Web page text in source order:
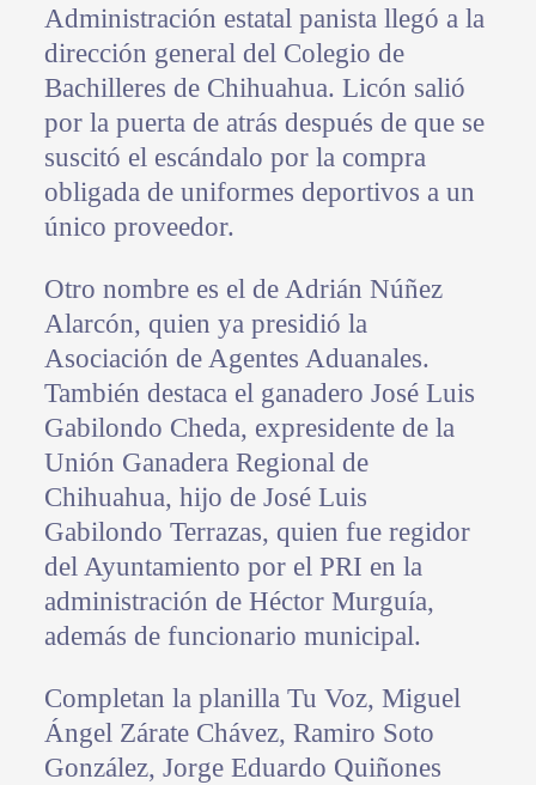
Administración estatal panista llegó a la
dirección general del Colegio de
Bachilleres de Chihuahua. Licón salió
por la puerta de atrás después de que se
suscitó el escándalo por la compra
obligada de uniformes deportivos a un
único proveedor.
Otro nombre es el de Adrián Núñez
Alarcón, quien ya presidió la
Asociación de Agentes Aduanales.
También destaca el ganadero José Luis
Gabilondo Cheda, expresidente de la
Unión Ganadera Regional de
Chihuahua, hijo de José Luis
Gabilondo Terrazas, quien fue regidor
del Ayuntamiento por el PRI en la
administración de Héctor Murguía,
además de funcionario municipal.
Completan la planilla Tu Voz, Miguel
Ángel Zárate Chávez, Ramiro Soto
González, Jorge Eduardo Quiñones